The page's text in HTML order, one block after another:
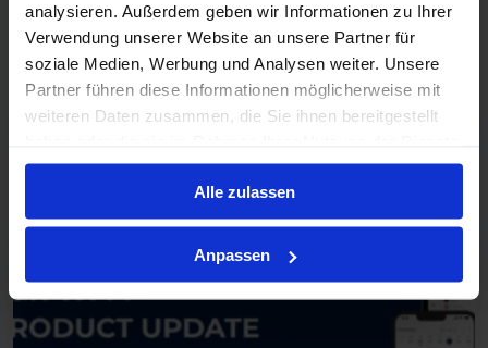
analysieren. Außerdem geben wir Informationen zu Ihrer
Verwendung unserer Website an unsere Partner für
soziale Medien, Werbung und Analysen weiter. Unsere
Partner führen diese Informationen möglicherweise mit
weiteren Daten zusammen, die Sie ihnen bereitgestellt
gesammelt haben.
Alle zulassen
Anpassen
12. März 2026 WFM-Tipps
R&R verbindet sich mit Jixbee